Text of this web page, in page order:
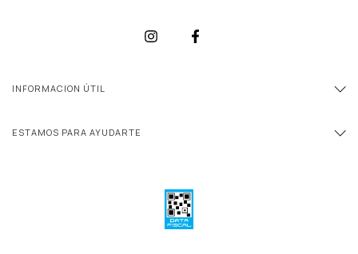
INFORMACION ÚTIL
ESTAMOS PARA AYUDARTE